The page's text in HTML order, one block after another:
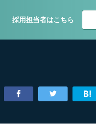
採用担当者はこちら